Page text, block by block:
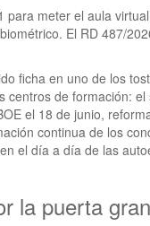
para meter el aula
El RD 487/
ficha en uno de los
de formación: el
el 18 de junio,
continua de los
el día a día de las
la puerta